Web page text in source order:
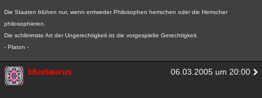
Die Staaten blühen nur, wenn entweder Philosophen herrschen oder die Herrscher
philosophieren.
Die schlimmste Art der Ungerechtigkeit ist die vorgespielte Gerechtigkeit.
- Platon -
bluetaurus 06.03.2005 um 20:00